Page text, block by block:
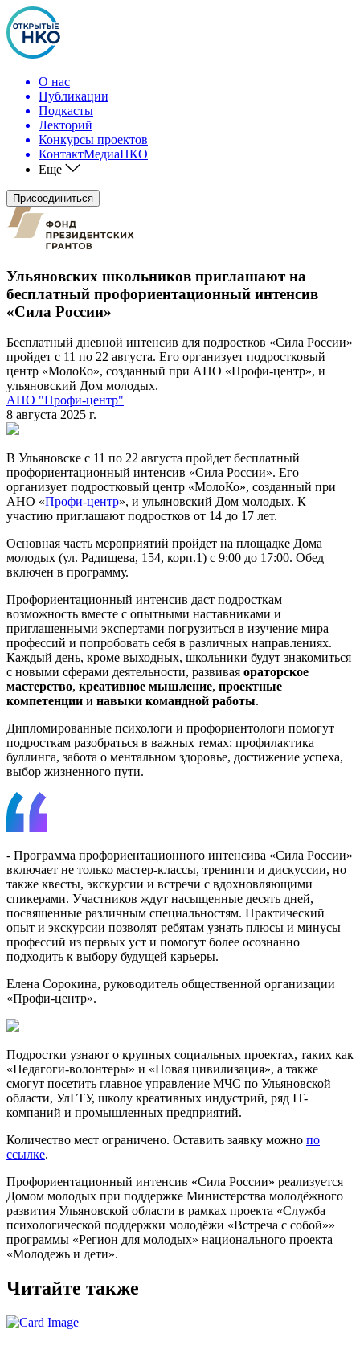
О нас
Публикации
Подкасты
Лекторий
Конкурсы проектов
КонтактМедиаНКО
Еще
Присоединиться
Ульяновских школьников приглашают на
бесплатный профориентационный интенсив
«Сила России»
Бесплатный дневной интенсив для подростков «Сила России»
пройдет с 11 по 22 августа. Его организует подростковый
центр «МолоКо», созданный при АНО «Профи-центр», и
ульяновский Дом молодых.
АНО "Профи-центр"
8 августа 2025 г.
В Ульяновске с 11 по 22 августа пройдет бесплатный
профориентационный интенсив «Сила России». Его
организует подростковый центр «МолоКо», созданный при
АНО «Профи-центр», и ульяновский Дом молодых. К
участию приглашают подростков от 14 до 17 лет.
Основная часть мероприятий пройдет на площадке Дома
молодых (ул. Радищева, 154, корп.1) с 9:00 до 17:00. Обед
включен в программу.
Профориентационный интенсив даст подросткам
возможность вместе с опытными наставниками и
приглашенными экспертами погрузиться в изучение мира
профессий и попробовать себя в различных направлениях.
Каждый день, кроме выходных, школьники будут знакомиться
с новыми сферами деятельности, развивая ораторское
мастерство, креативное мышление, проектные
компетенции и навыки командной работы.
Дипломированные психологи и профориентологи помогут
подросткам разобраться в важных темах: профилактика
буллинга, забота о ментальном здоровье, достижение успеха,
выбор жизненного пути.
- Программа профориентационного интенсива «Сила России»
включает не только мастер-классы, тренинги и дискуссии, но
также квесты, экскурсии и встречи с вдохновляющими
спикерами. Участников ждут насыщенные десять дней,
посвященные различным специальностям. Практический
опыт и экскурсии позволят ребятам узнать плюсы и минусы
профессий из первых уст и помогут более осознанно
подходить к выбору будущей карьеры.
Елена Сорокина, руководитель общественной организации
«Профи-центр».
Подростки узнают о крупных социальных проектах, таких как
«Педагоги-волонтеры» и «Новая цивилизация», а также
смогут посетить главное управление МЧС по Ульяновской
области, УлГТУ, школу креативных индустрий, ряд IT-
компаний и промышленных предприятий.
Количество мест ограничено. Оставить заявку можно по
ссылке.
Профориентационный интенсив «Сила России» реализуется
Домом молодых при поддержке Министерства молодёжного
развития Ульяновской области в рамках проекта «Служба
психологической поддержки молодёжи «Встреча с собой»»
программы «Регион для молодых» национального проекта
«Молодежь и дети».
Читайте также